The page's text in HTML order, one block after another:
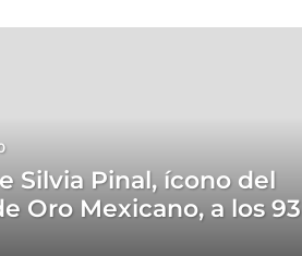
Silvia Pinal, ícono del
Oro Mexicano, a los 93